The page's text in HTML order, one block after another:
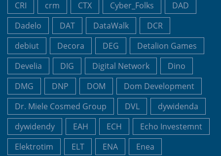
CRI
crm CTX Cyber_Folks
DAD
Dadelo
DAT DataWalk
DCR
debiut
Decora DEG
Detalion Games
Develia
DIG Digital Network
Dino
DMG
DNP DOM
Dom Development
Dr. Miele Cosmed Group
DVL
dywidenda
dywidendy
EAH ECH
Echo Investemnt
Elektrotim
ELT ENA
Enea